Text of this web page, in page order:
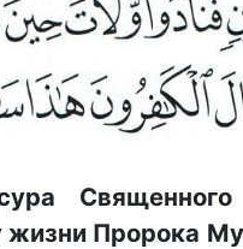
Пророка